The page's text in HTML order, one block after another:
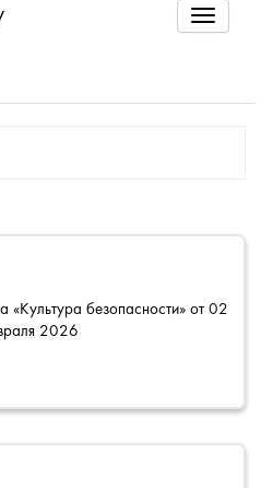
«Культура безопасности» от 02
2026